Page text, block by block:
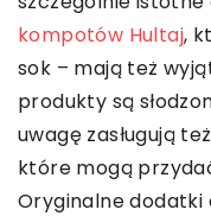
kompotów Hultaj,
sok – mają też
produkty są
uwagę zasługują
które mogą
Oryginalne